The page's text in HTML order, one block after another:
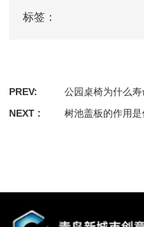
标签：
PREV:
公园桌椅为什么
NEXT :
树池盖板的作用是